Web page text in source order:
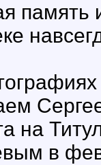
память
на
в